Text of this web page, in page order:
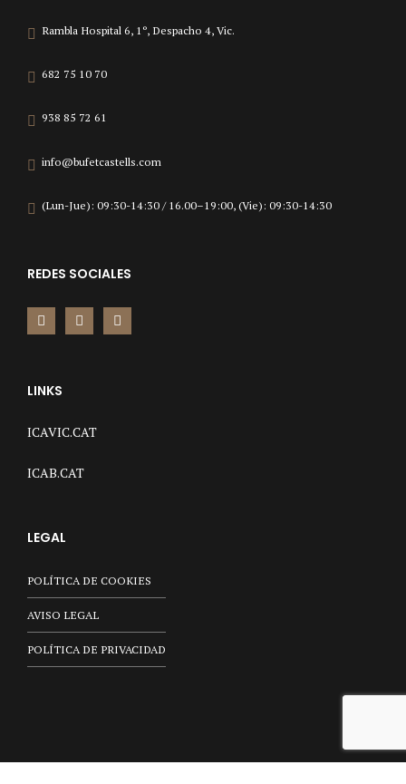
Rambla Hospital 6, 1º, Despacho 4, Vic.
682 75 10 70
938 85 72 61
info@bufetcastells.com
(Lun-Jue): 09:30-14:30 / 16.00–19:00, (Vie): 09:30-14:30
REDES SOCIALES
LINKS
ICAVIC.CAT
ICAB.CAT
LEGAL
POLÍTICA DE COOKIES
AVISO LEGAL
POLÍTICA DE PRIVACIDAD